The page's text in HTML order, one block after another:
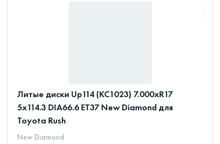
Литые диски Up114 (КС1023) 7.000xR17
5x114.3 DIA66.6 ET37 New Diamond для
Toyota Rush
New Diamond